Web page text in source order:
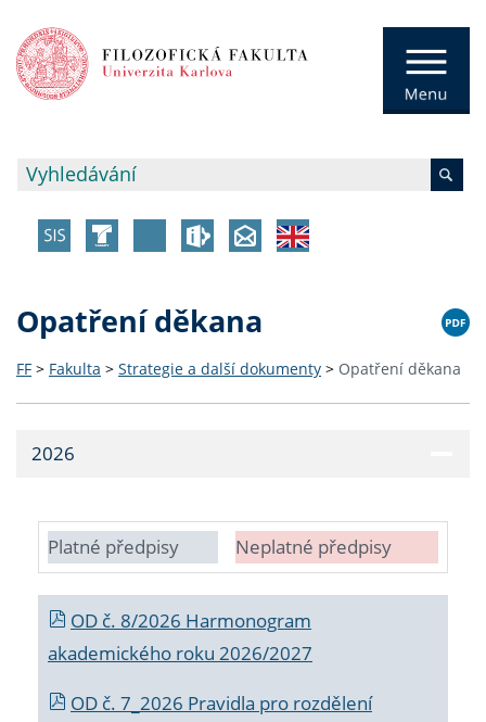
Opatření děkana
FF > Fakulta > Strategie a další dokumenty > Opatření děkana
2026
Platné předpisy Neplatné předpisy
OD č. 8/2026 Harmonogram
akademického roku 2026/2027
OD č. 7_2026 Pravidla pro rozdělení